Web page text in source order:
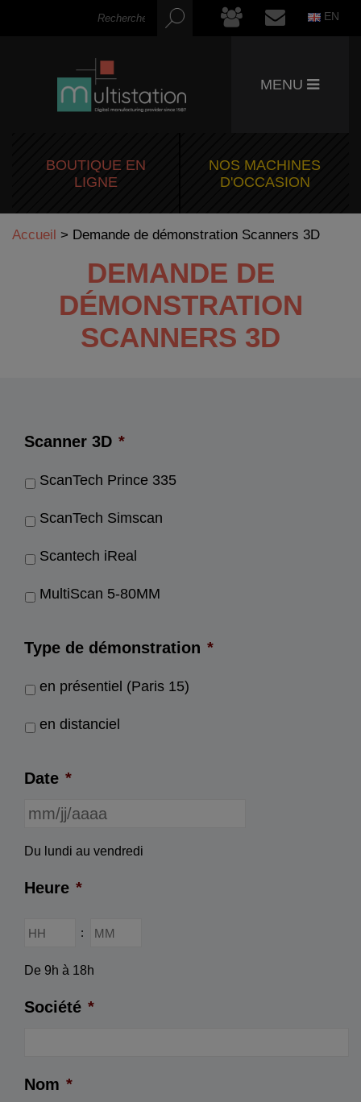
EN
MENU
BOUTIQUE EN
LIGNE
NOS MACHINES
D'OCCASION
Accueil > Demande de démonstration Scanners 3D
DEMANDE DE
DÉMONSTRATION
SCANNERS 3D
Scanner 3D *
ScanTech Prince 335
ScanTech Simscan
Scantech iReal
MultiScan 5-80MM
Type de démonstration *
en présentiel (Paris 15)
en distanciel
Date *
slash
slash
Du lundi au vendredi
Heure *
:
Heures Minutes
De 9h à 18h
Société *
Nom *